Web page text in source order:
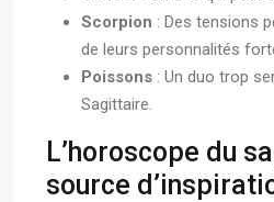
Scorpion : Des tensions
de leurs personnalités
Poissons : Un duo trop
Sagittaire.
L’horoscope du
source